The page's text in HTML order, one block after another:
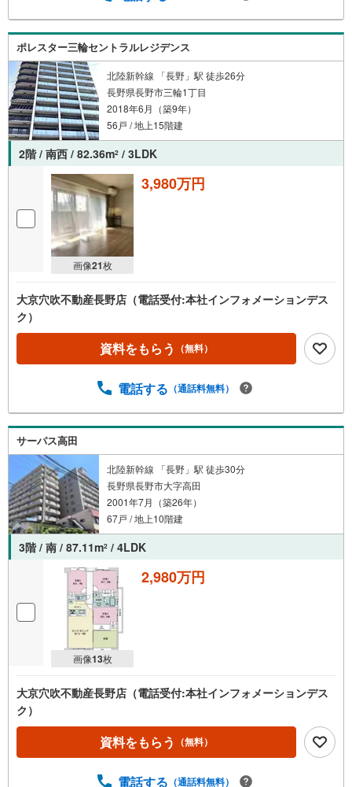
ポレスター三輪セントラルレジデンス
北陸新幹線 「長野」駅 徒歩26分
長野県長野市三輪1丁目
2018年6月（築9年）
56戸 / 地上15階建
2階 / 南西 / 82.36m2 / 3LDK
画像21枚
3,980万円
大京穴吹不動産長野店（電話受付:本社インフォメーションデス
ク）
資料をもらう （無料）
電話する （通話料無料）
サーパス高田
北陸新幹線 「長野」駅 徒歩30分
長野県長野市大字高田
2001年7月（築26年）
67戸 / 地上10階建
3階 / 南 / 87.11m2 / 4LDK
画像13枚
2,980万円
大京穴吹不動産長野店（電話受付:本社インフォメーションデス
ク）
資料をもらう （無料）
電話する （通話料無料）